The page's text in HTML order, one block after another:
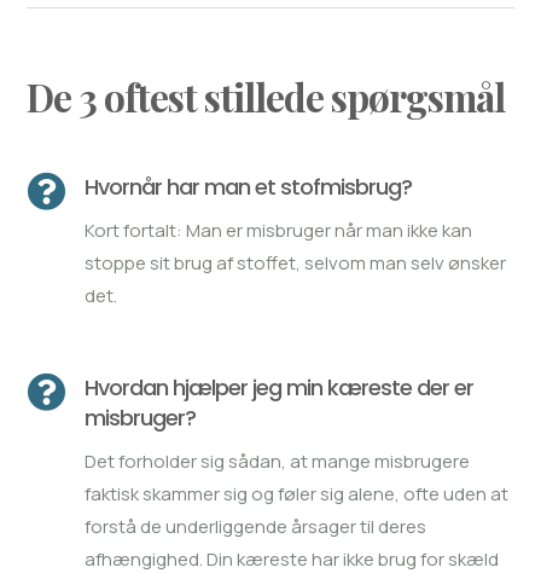
De 3 oftest stillede spørgsmål
 Hvornår har man et stofmisbrug?
Kort fortalt: Man er misbruger når man ikke kan
stoppe sit brug af stoffet, selvom man selv ønsker
det.

Hvordan hjælper jeg min kæreste der er
misbruger?
Det forholder sig sådan, at mange misbrugere
faktisk skammer sig og føler sig alene, ofte uden at
forstå de underliggende årsager til deres
afhængighed. Din kæreste har ikke brug for skæld